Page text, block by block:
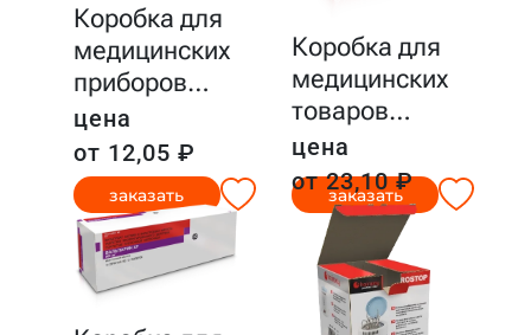
Коробка для
медицинских
приборов…
цена
от 12,05 ₽
заказать
Коробка для
медицинских
товаров…
цена
от 23,10 ₽
заказать